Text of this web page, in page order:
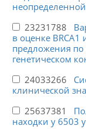
23231788
в оценке BRCA1
предложения
генетическом
24033266
клинической
25637381
находки у 6503